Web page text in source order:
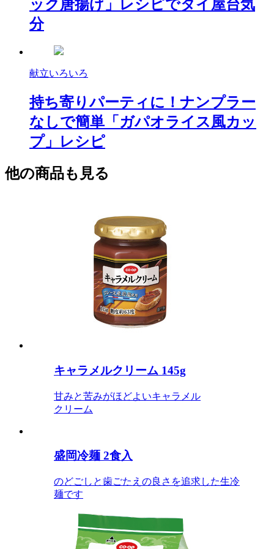
ック唐揚げ」レシピでタイ屋台気
分
献立いろいろ
持ち寄りパーティに！ナンプラー
なしで簡単「ガパオライス風カッ
プ」レシピ
他の商品も見る
キャラメルクリーム 145g
甘みと苦みがほどよいキャラメル
クリーム
盛岡冷麺 2食入
のどごしと歯ごたえの良さを追求した生冷
麺です